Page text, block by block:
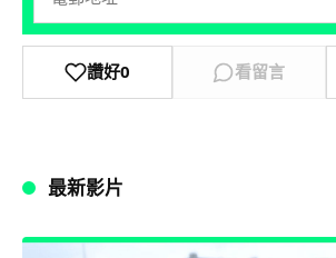
讚好0 看留言
最新影片